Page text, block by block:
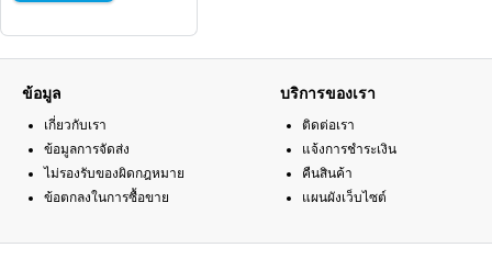
ข้อมูล
เกี่ยวกับเรา
ข้อมูลการจัดส่ง
ไม่รองรับของผิดกฎหมาย
ข้อตกลงในการซื้อขาย
บริการของเรา
ติดต่อเรา
แจ้งการชำระเงิน
คืนสินค้า
แผนผังเว็บไซต์